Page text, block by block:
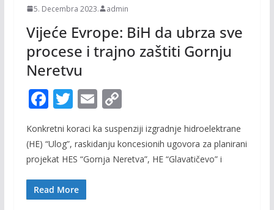
5. Decembra 2023. admin
Vijeće Evrope: BiH da ubrza sve
procese i trajno zaštiti Gornju
Neretvu
F
ac
e
b
o
o
T
itt
er
E
ai
l
C
p
y
Konkretni koraci ka suspenziji izgradnje hidroelektrane
(HE) “Ulog”, raskidanju koncesionih ugovora za planirani
projekat HES “Gornja Neretva”, HE “Glavatičevo” i
Read More